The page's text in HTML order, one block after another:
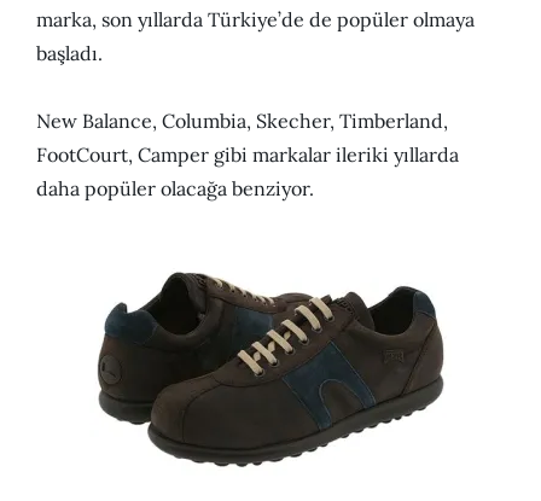
marka, son yıllarda Türkiye’de de popüler olmaya
başladı.
New Balance, Columbia, Skecher, Timberland,
FootCourt, Camper gibi markalar ileriki yıllarda
daha popüler olacağa benziyor.